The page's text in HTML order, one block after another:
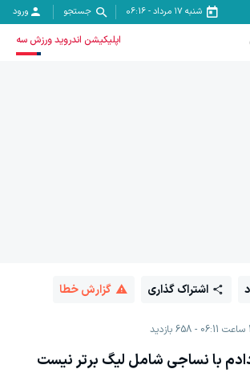
شنبه ۱۷ مرداد -
06:16 جستجو ورود
اپلیکیشن اندروید ورزش سه
658 بازدید
اشتراک گذاری گزارش خطا
با نساجی شامل لیگ برتر نیست